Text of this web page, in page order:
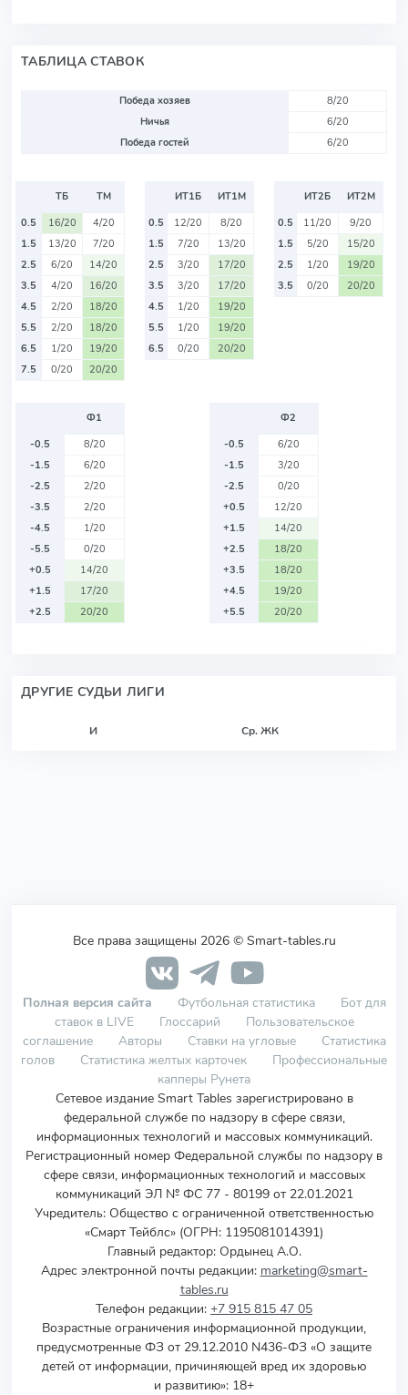
ТАБЛИЦА СТАВОК
Победа хозяев
8/20
Ничья
6/20
Победа гостей
6/20
ТБ
ТМ
0.5
16/20
4/20
1.5
13/20
7/20
2.5
6/20
14/20
3.5
4/20
16/20
4.5
2/20
18/20
5.5
2/20
18/20
6.5
1/20
19/20
7.5
0/20 20/20
ИТ1Б
ИТ1М
0.5
12/20
8/20
1.5
7/20
13/20
2.5
3/20
17/20
3.5
3/20
17/20
4.5
1/20
19/20
5.5
1/20
19/20
6.5
0/20 20/20
ИТ2Б
ИТ2М
0.5
11/20
9/20
1.5
5/20
15/20
2.5
1/20
19/20
3.5
0/20 20/20
Ф1
-0.5
8/20
-1.5
6/20
-2.5
2/20
-3.5
2/20
-4.5
1/20
-5.5
0/20
+0.5
14/20
+1.5
17/20
+2.5
20/20
Ф2
-0.5
6/20
-1.5
3/20
-2.5
0/20
+0.5
12/20
+1.5
14/20
+2.5
18/20
+3.5
18/20
+4.5
19/20
+5.5
20/20
ДРУГИЕ СУДЬИ ЛИГИ
И Ср. ЖК
Все права защищены 2026 © Smart-tables.ru
Полная версия сайта Футбольная статистика
Бот для
ставок в LIVE
Глоссарий
Пользовательское
соглашение
Авторы Ставки на угловые
Статистика
голов
Статистика желтых карточек
Профессиональные
капперы Рунета
Сетевое издание Smart Tables зарегистрировано в
федеральной службе по надзору в сфере связи,
информационных технологий и массовых коммуникаций.
Регистрационный номер Федеральной службы по надзору в
сфере связи, информационных технологий и массовых
коммуникаций ЭЛ № ФС 77 - 80199 от 22.01.2021
Учредитель: Общество с ограниченной ответственностью
«Смарт Тейблс» (ОГРН: 1195081014391)
Главный редактор: Ордынец А.О.
Адрес электронной почты редакции: marketing@smart-
tables.ru
Телефон редакции: +7 915 815 47 05
Возрастные ограничения информационной продукции,
предусмотренные ФЗ от 29.12.2010 N436-ФЗ «О защите
детей от информации, причиняющей вред их здоровью
и развитию»: 18+